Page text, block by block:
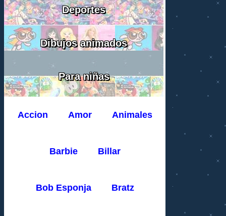
Deportes
Dibujos animados
Para niñas
Accion Amor Animales
Barbie Billar
Bob Esponja Bratz